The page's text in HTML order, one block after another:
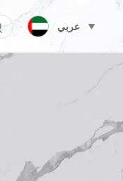
عربي